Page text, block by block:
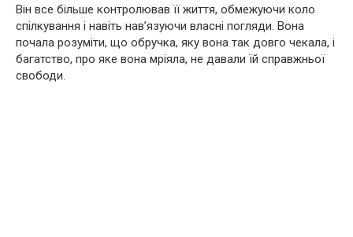
Він все більше контролював її життя, обмежуючи коло
спілкування і навіть нав’язуючи власні погляди. Вона
почала розуміти, що обручка, яку вона так довго чекала, і
багатство, про яке вона мріяла, не давали їй справжньої
свободи.